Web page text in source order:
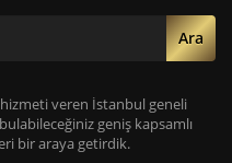
Ara
hizmeti veren İstanbul geneli
geniş kapsamlı
bir araya getirdik.